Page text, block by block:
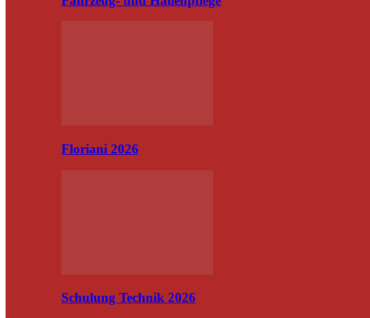
Floriani 2026
Schulung Technik 2026